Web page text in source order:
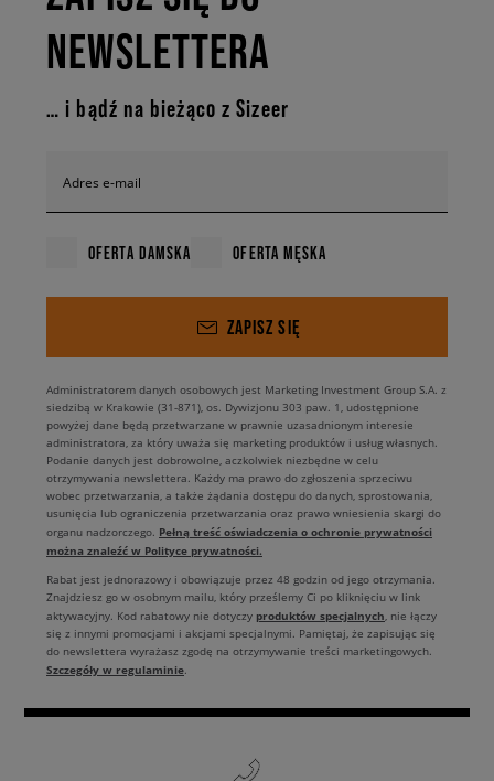
NEWSLETTERA
… i bądź na bieżąco z Sizeer
Adres e-mail
OFERTA DAMSKA OFERTA MĘSKA
ZAPISZ SIĘ
Administratorem danych osobowych jest Marketing Investment Group S.A. z
siedzibą w Krakowie (31-871), os. Dywizjonu 303 paw. 1, udostępnione
powyżej dane będą przetwarzane w prawnie uzasadnionym interesie
administratora, za który uważa się marketing produktów i usług własnych.
Podanie danych jest dobrowolne, aczkolwiek niezbędne w celu
otrzymywania newslettera. Każdy ma prawo do zgłoszenia sprzeciwu
wobec przetwarzania, a także żądania dostępu do danych, sprostowania,
usunięcia lub ograniczenia przetwarzania oraz prawo wniesienia skargi do
organu nadzorczego. Pełną treść oświadczenia o ochronie prywatności
można znaleźć w Polityce prywatności.
Rabat jest jednorazowy i obowiązuje przez 48 godzin od jego otrzymania.
Znajdziesz go w osobnym mailu, który prześlemy Ci po kliknięciu w link
aktywacyjny. Kod rabatowy nie dotyczy produktów specjalnych, nie łączy
się z innymi promocjami i akcjami specjalnymi. Pamiętaj, że zapisując się
do newslettera wyrażasz zgodę na otrzymywanie treści marketingowych.
Szczegóły w regulaminie.